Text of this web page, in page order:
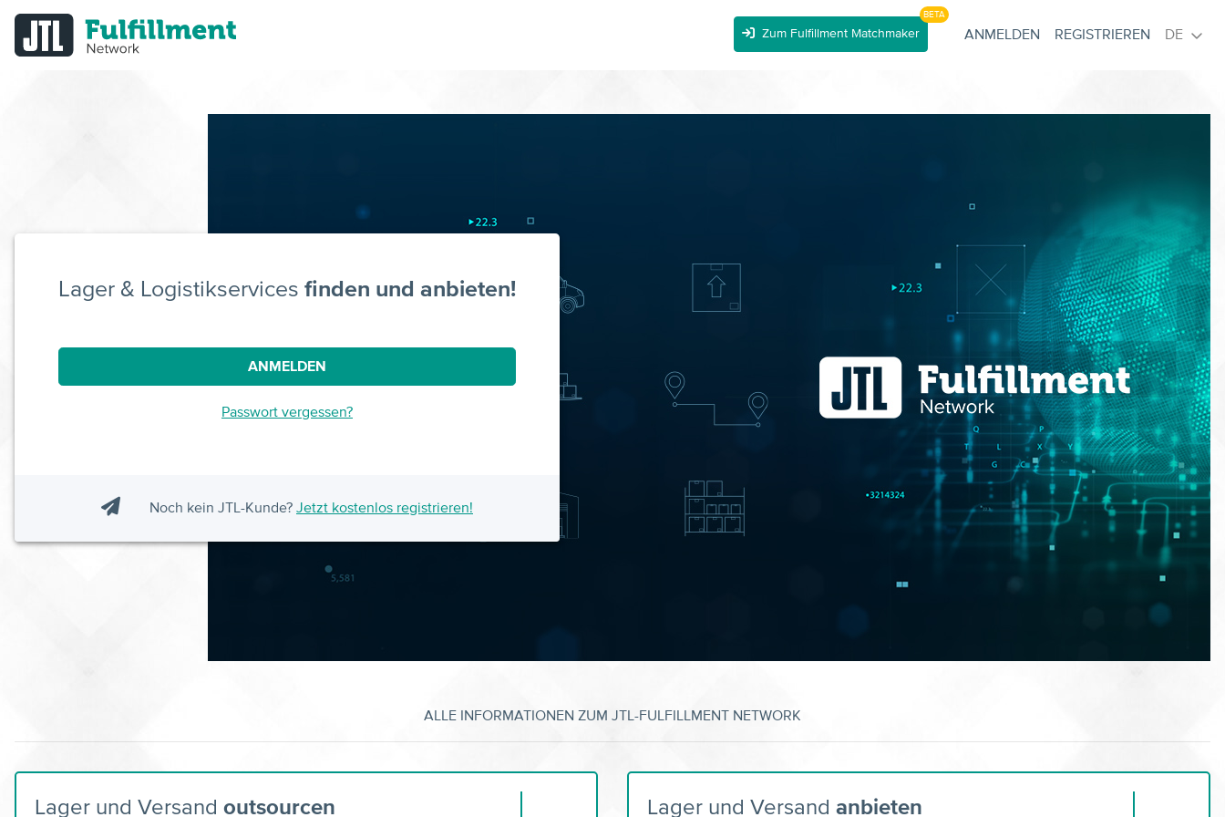
Zum Fulfillment Matchmaker
BETA
ANMELDEN REGISTRIEREN DE
Lager & Logistikservices finden und anbieten!
ANMELDEN
Passwort vergessen?
Noch kein JTL-Kunde? Jetzt kostenlos registrieren!
ALLE INFORMATIONEN ZUM JTL-FULFILLMENT NETWORK
Lager und Versand outsourcen Lager und Versand anbieten